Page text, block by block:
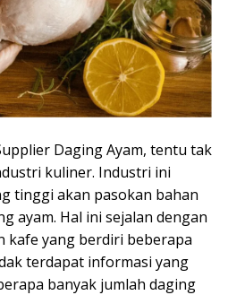
Daging Ayam, tentu tak
kuliner. Industri ini
tinggi akan pasokan bahan
ayam. Hal ini sejalan dengan
kafe yang berdiri beberapa
terdapat informasi yang
banyak jumlah daging